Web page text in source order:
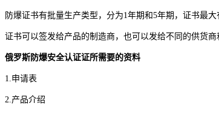
防爆证书有批量生产类型，分为1年期和5年期，证书最大
证书可以签发给产品的制造商，也可以发给不同的供货
俄罗斯防爆安全认证证所需要的资料
1.申请表
2.产品介绍